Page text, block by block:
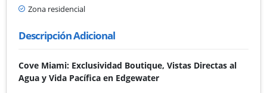
Zona residencial
Descripción Adicional
Cove Miami: Exclusividad Boutique, Vistas Directas al
Agua y Vida Pacífica en Edgewater